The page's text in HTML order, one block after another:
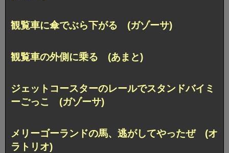
観覧車に傘でぶら下がる (ガゾーサ)
観覧車の外側に乗る (あまと)
ジェットコースターのレールでスタンドバイミ
ーごっこ (ガゾーサ)
メリーゴーランドの馬、逃がしてやったぜ (オ
ラトリオ)